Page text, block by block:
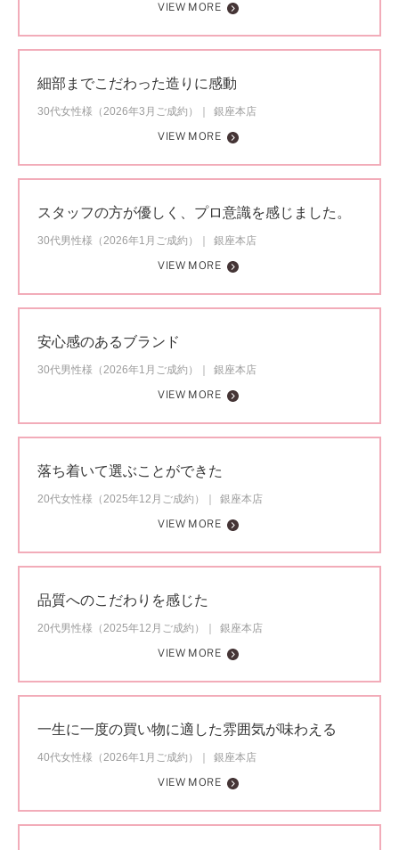
VIEW MORE
細部までこだわった造りに感動
30代女性様（2026年3月ご成約）
銀座本店
VIEW MORE
スタッフの方が優しく、プロ意識を感じました。
30代男性様（2026年1月ご成約）
銀座本店
VIEW MORE
安心感のあるブランド
30代男性様（2026年1月ご成約）
銀座本店
VIEW MORE
落ち着いて選ぶことができた
20代女性様（2025年12月ご成約）
銀座本店
VIEW MORE
品質へのこだわりを感じた
20代男性様（2025年12月ご成約）
銀座本店
VIEW MORE
一生に一度の買い物に適した雰囲気が味わえる
40代女性様（2026年1月ご成約）
銀座本店
VIEW MORE